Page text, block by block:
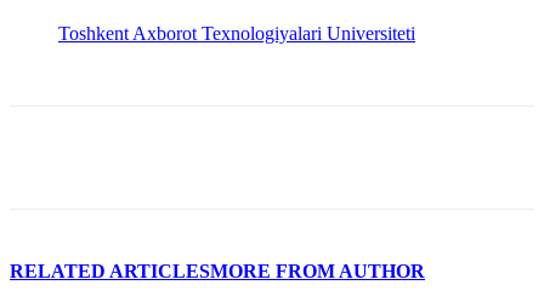
Toshkent Axborot Texnologiyalari Universiteti
RELATED ARTICLESMORE FROM AUTHOR